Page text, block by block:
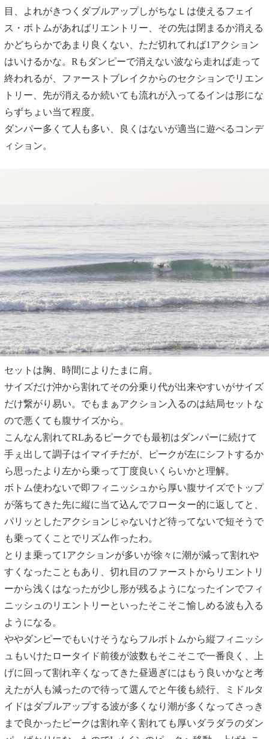
目、よれがきつくダブルアップしがちなＬは使えるフェイ
ス・ボトムがあればリエントリー、その先は閉まるか消える
かどちらかであまり良くない、ただ切れてれば1アクション
はいけるかな。Rもダンピーで消えない波なら走れば走って
終われるが、ファーストブレイクからのセクションでリエン
トリー、先が消えるか続いても流れが入ってるインは形にな
らずちょい当て程度。
ダンパー多くて人も多い、良くはないが適当に遊べるコンデ
ィション。
セットは胸、時間によりたまに肩。
サイズだけ沖から割れてその分乗り代が出来やすいがサイズ
だけ繋がり易い。でもまぁアクション入るのは結局セットな
ので悪くても腹サイズから。
こんなん割れてRLあるピークでも最初はダンパーに続けて
手ぇ出して調子はイマイチだが、ピークが左にシフトするか
ら思ったより左から乗って丁度良いくらいかと理解。
ボトム使わないで即フィニッシュから厚い腹サイズでトップ
が落ちてきた先に縦に当て込んでフローター的に返してと、
パリッとしたアクションじゃないけど待ってないで短そうで
も乗ってくことでリズム作ったわ。
とりま乗って1アクションが多いが徐々に潮が減って割れや
すくなったこともあり、切れ目のファーストからリエントリ
ーから浅くはなったが少し形が残るようになったインでフィ
ニッシュのリエントリーといったそこそこ愉しめる波も入る
ようになる。
ややダンピーでもいけそうならフルボトムから縦フィニッシ
ュもいけたロータイド前後が波数もそこそこで一番良く、上
げに回って割れ辛くなってきた昼過ぎにはもう良いかなと考
えたが人も減ったので待って選んでと午後も続行、ミドルタ
イドはダブルアップする波が多くなり潮が多くなってさっき
まで良かったピークは割れ辛く割れても厚いダラダラのダン